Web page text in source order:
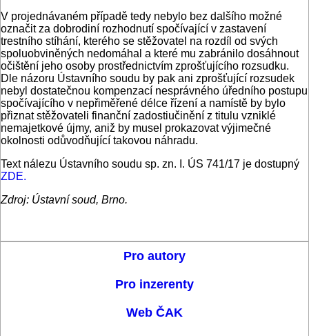
V projednávaném případě tedy nebylo bez dalšího možné
označit za dobrodiní rozhodnutí spočívající v zastavení
trestního stíhání, kterého se stěžovatel na rozdíl od svých
spoluobviněných nedomáhal a které mu zabránilo dosáhnout
očištění jeho osoby prostřednictvím zprošťujícího rozsudku.
Dle názoru Ústavního soudu by pak ani zprošťující rozsudek
nebyl dostatečnou kompenzací nesprávného úředního postupu
spočívajícího v nepřiměřené délce řízení a namístě by bylo
přiznat stěžovateli finanční zadostiučinění z titulu vzniklé
nemajetkové újmy, aniž by musel prokazovat výjimečné
okolnosti odůvodňující takovou náhradu.
Text nálezu Ústavního soudu sp. zn. I. ÚS 741/17 je dostupný
ZDE.
Zdroj: Ústavní soud, Brno.
Pro autory
Pro inzerenty
Web ČAK